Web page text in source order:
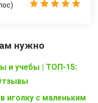
нужно
и учебы | ТОП-15:
иголку с маленьким